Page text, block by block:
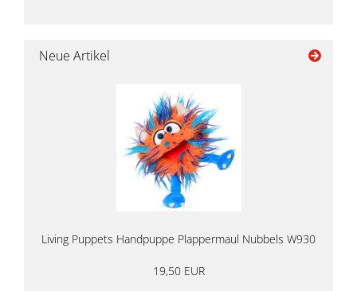
Neue Artikel
Living Puppets Handpuppe Plappermaul Nubbels W930
19,50 EUR